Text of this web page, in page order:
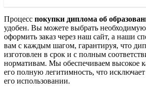
Процесс покупки диплома об
удобен. Вы можете выбрать
оформить заказ через наш сайт, а наши
вам с каждым шагом, гарантируя, что
изготовлен в срок и с полным
нормативам. Мы обеспечиваем высокое
его полную легитимность, что
его использовании.